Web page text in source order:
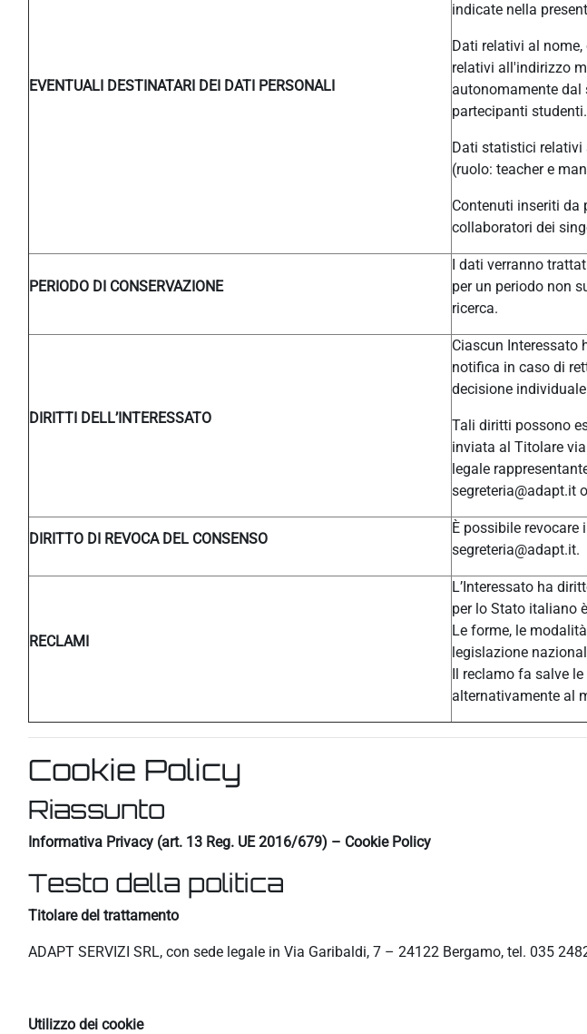
EVENTUALI DESTINATARI DEI DATI PERSONALI
indicate nella
Dati relativi al
relativi all'indirizzo
autonomamente dal
partecipanti studenti.
Dati statistici relativi
(ruolo: teacher e
Contenuti inseriti da
collaboratori dei
PERIODO DI CONSERVAZIONE
I dati verranno
per un periodo non
ricerca.
DIRITTI DELL’INTERESSATO
Ciascun Interessato
notifica in caso di
decisione
Tali diritti possono
inviata al Titolare
legale
segreteria@adapt.it
DIRITTO DI REVOCA DEL CONSENSO
È possibile
segreteria@adapt.it.
RECLAMI
L’Interessato ha
per lo Stato italiano
Le forme, le
legislazione
Il reclamo fa salve
alternativamente al
Cookie Policy
Riassunto
Informativa Privacy (art. 13 Reg. UE 2016/679) – Cookie Policy
Testo della politica
Titolare del trattamento
ADAPT SERVIZI SRL, con sede legale in Via Garibaldi, 7 – 24122 Bergamo, tel. 035
Utilizzo dei cookie